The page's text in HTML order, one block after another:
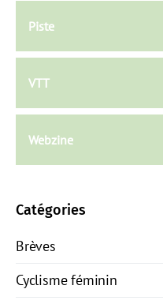
Piste
VTT
Webzine
Catégories
Brèves
Cyclisme féminin